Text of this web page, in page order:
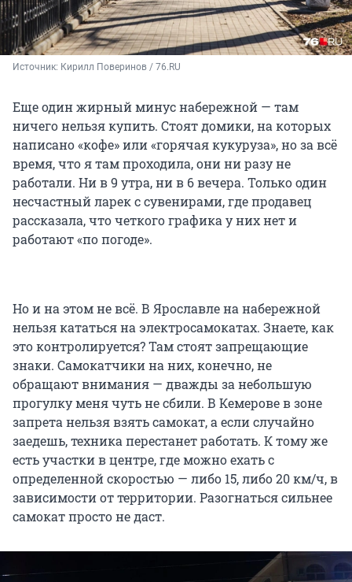
Источник: Кирилл Поверинов / 76.RU
Еще один жирный минус набережной — там
ничего нельзя купить. Стоят домики, на которых
написано «кофе» или «горячая кукуруза», но за всё
время, что я там проходила, они ни разу не
работали. Ни в 9 утра, ни в 6 вечера. Только один
несчастный ларек с сувенирами, где продавец
рассказала, что четкого графика у них нет и
работают «по погоде».
Но и на этом не всё. В Ярославле на набережной
нельзя кататься на электросамокатах. Знаете, как
это контролируется? Там стоят запрещающие
знаки. Самокатчики на них, конечно, не
обращают внимания — дважды за небольшую
прогулку меня чуть не сбили. В Кемерове в зоне
запрета нельзя взять самокат, а если случайно
заедешь, техника перестанет работать. К тому же
есть участки в центре, где можно ехать с
определенной скоростью — либо 15, либо 20 км/ч, в
зависимости от территории. Разогнаться сильнее
самокат просто не даст.